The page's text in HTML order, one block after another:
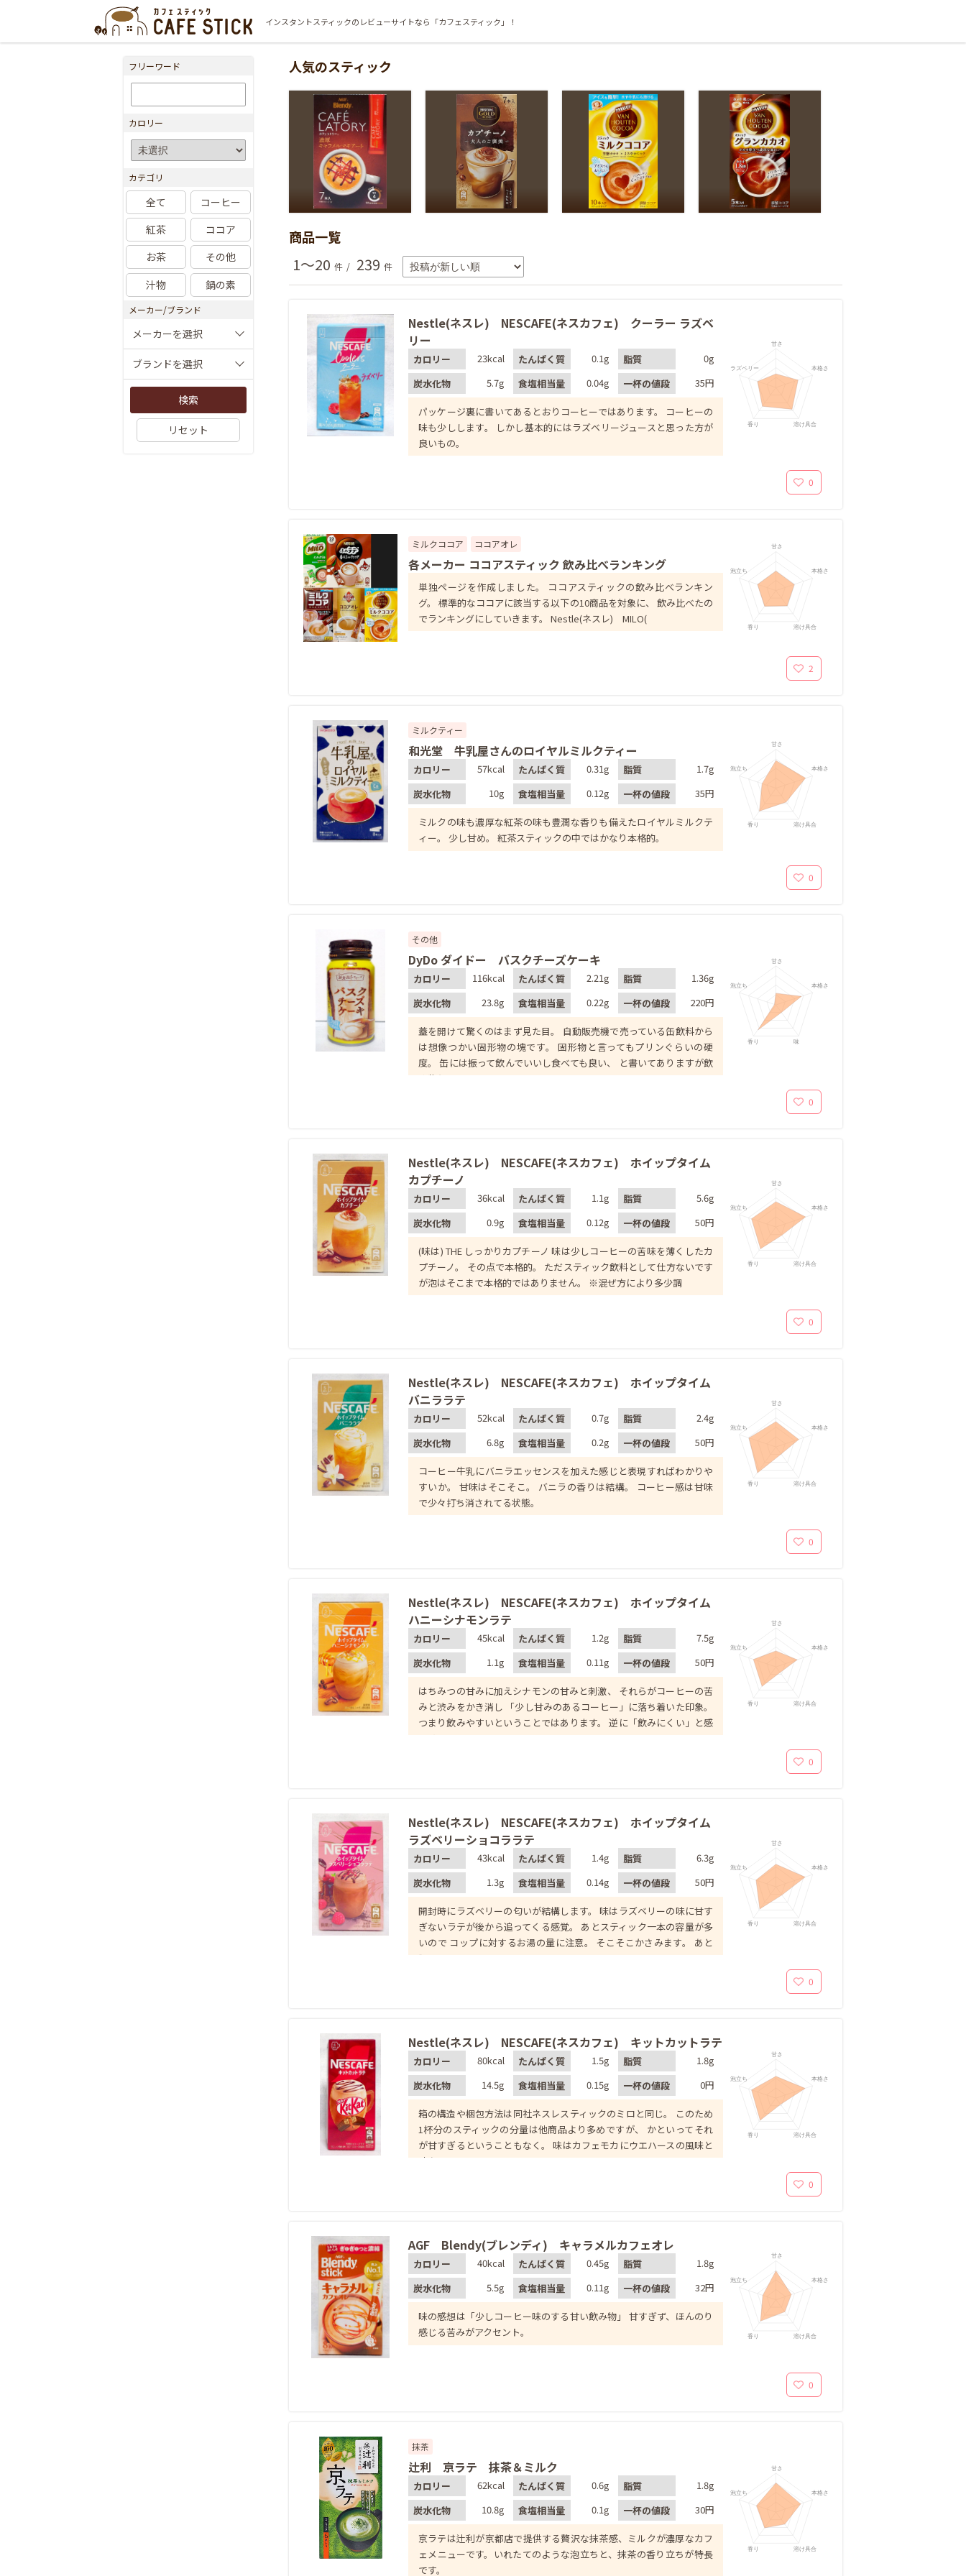
インスタントスティックのレビューサイトなら「カフェスティック」！
フリーワード
カロリー
カテゴリ
全て
コーヒー
紅茶
ココア
お茶
その他
汁物
鍋の素
メーカー/ブランド
メーカーを選択
ブランドを選択
検索
リセット
人気のスティック
商品一覧
1～20 件 / 239 件
Nestle(ネスレ) NESCAFE(ネスカフェ) クーラー ラズベ
リー
カロリー 23kcal たんぱく質 0.1g 脂質
0g
炭水化物
5.7g 食塩相当量 0.04g 一杯の値段 35円
パッケージ裏に書いてあるとおりコーヒーではあります。 コーヒーの
味も少しします。 しかし基本的にはラズベリージュースと思った方が
良いもの。
甘さ
ラズベリー
香り 溶け具合
本格さ
0
ミルクココア ココアオレ
各メーカー ココアスティック 飲み比べランキング
単独ページを作成しました。 ココアスティックの飲み比べランキン
グ。 標準的なココアに該当する以下の10商品を対象に、 飲み比べたの
でランキングにしていきます。 Nestle(ネスレ) MILO(
甘さ
泡立ち
香り 溶け具合
本格さ
2
ミルクティー
和光堂 牛乳屋さんのロイヤルミルクティー
カロリー 57kcal たんぱく質 0.31g 脂質
1.7g
炭水化物
10g 食塩相当量 0.12g 一杯の値段 35円
ミルクの味も濃厚な紅茶の味も豊潤な香りも備えたロイヤルミルクテ
ィー。 少し甘め。 紅茶スティックの中ではかなり本格的。
甘さ
泡立ち
香り 溶け具合
本格さ
0
その他
DyDo ダイドー バスクチーズケーキ
カロリー 116kcal たんぱく質 2.21g 脂質
1.36g
炭水化物
23.8g 食塩相当量 0.22g 一杯の値段 220円
蓋を開けて驚くのはまず見た目。 自動販売機で売っている缶飲料から
は想像つかい固形物の塊です。 固形物と言ってもプリンぐらいの硬
度。 缶には振って飲んでいいし食べても良い、 と書いてありますが飲
み物と
甘さ
泡立ち
香り 味
本格さ
0
Nestle(ネスレ) NESCAFE(ネスカフェ) ホイップタイム
カプチーノ
カロリー 36kcal たんぱく質 1.1g 脂質
5.6g
炭水化物
0.9g 食塩相当量 0.12g 一杯の値段 50円
(味は) THE しっかりカプチーノ 味は少しコーヒーの苦味を薄くしたカ
プチーノ。 その点で本格的。 ただスティック飲料として仕方ないです
が泡はそこまで本格的ではありません。 ※混ぜ方により多少調
甘さ
泡立ち
香り 溶け具合
本格さ
0
Nestle(ネスレ) NESCAFE(ネスカフェ) ホイップタイム
バニララテ
カロリー 52kcal たんぱく質 0.7g 脂質
2.4g
炭水化物
6.8g 食塩相当量 0.2g 一杯の値段 50円
コーヒー牛乳にバニラエッセンスを加えた感じと表現すればわかりや
すいか。 甘味はそこそこ。 バニラの香りは結構。 コーヒー感は甘味
で少々打ち消されてる状態。
甘さ
泡立ち
香り 溶け具合
本格さ
0
Nestle(ネスレ) NESCAFE(ネスカフェ) ホイップタイム
ハニーシナモンラテ
カロリー 45kcal たんぱく質 1.2g 脂質
7.5g
炭水化物
1.1g 食塩相当量 0.11g 一杯の値段 50円
はちみつの甘みに加えシナモンの甘みと刺激、 それらがコーヒーの苦
みと渋みをかき消し 「少し甘みのあるコーヒー」に落ち着いた印象。
つまり飲みやすいということではあります。 逆に「飲みにくい」と感
じる
甘さ
泡立ち
香り 溶け具合
本格さ
0
Nestle(ネスレ) NESCAFE(ネスカフェ) ホイップタイム
ラズベリーショコララテ
カロリー 43kcal たんぱく質 1.4g 脂質
6.3g
炭水化物
1.3g 食塩相当量 0.14g 一杯の値段 50円
開封時にラズベリーの匂いが結構します。 味はラズベリーの味に甘す
ぎないラテが後から追ってくる感覚。 あとスティック一本の容量が多
いので コップに対するお湯の量に注意。 そこそこかさみます。 あと
調
甘さ
泡立ち
香り 溶け具合
本格さ
0
Nestle(ネスレ) NESCAFE(ネスカフェ) キットカットラテ
カロリー 80kcal たんぱく質 1.5g 脂質
1.8g
炭水化物
14.5g 食塩相当量 0.15g 一杯の値段 0円
箱の構造や梱包方法は同社ネスレスティックのミロと同じ。 このため
1杯分のスティックの分量は他商品より多めですが、 かといってそれ
が甘すぎるということもなく。 味はカフェモカにウエハースの風味と
味を足
甘さ
泡立ち
香り 溶け具合
本格さ
0
AGF Blendy(ブレンディ) キャラメルカフェオレ
カロリー 40kcal たんぱく質 0.45g 脂質
1.8g
炭水化物
5.5g 食塩相当量 0.11g 一杯の値段 32円
味の感想は「少しコーヒー味のする甘い飲み物」 甘すぎず、ほんのり
感じる苦みがアクセント。
甘さ
泡立ち
香り 溶け具合
本格さ
0
抹茶
辻利 京ラテ 抹茶＆ミルク
カロリー 62kcal たんぱく質 0.6g 脂質
1.8g
炭水化物
10.8g 食塩相当量 0.1g 一杯の値段 30円
京ラテは辻利が京都店で提供する贅沢な抹茶感、ミルクが濃厚なカフ
ェメニューです。いれたてのような泡立ちと、抹茶の香り立ちが特長
です。
甘さ
泡立ち
香り 溶け具合
本格さ